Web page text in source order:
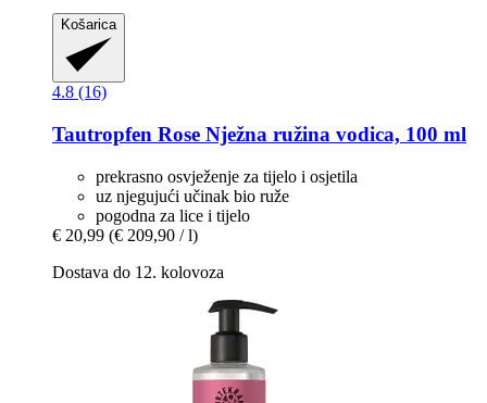
Košarica
4.8 (16)
Tautropfen Rose Nježna ružina vodica, 100 ml
prekrasno osvježenje za tijelo i osjetila
uz njegujući učinak bio ruže
pogodna za lice i tijelo
€ 20,99 (€ 209,90 / l)
Dostava do 12. kolovoza